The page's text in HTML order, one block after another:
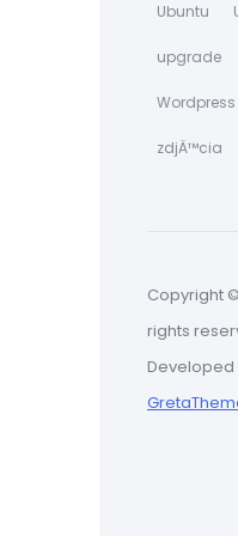
Ubuntu
upgrade
Wordpress
zdjÄ™cia
Copyright ©
rights
Developed